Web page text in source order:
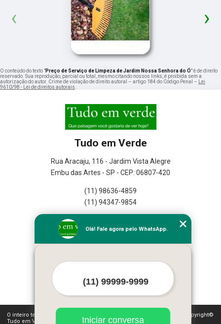
‹ ›
O conteúdo do texto "Preço de Serviço de Limpeza de Jardim Nossa Senhora do Ó" é de direito
reservado. Sua reprodução, parcial ou total, mesmo citando nossos links, é proibida sem a
autorização do autor. Crime de violação de direito autoral – artigo 184 do Código Penal – Lei
9610/98 - Lei de direitos autorais.
Tudo em Verde
Rua Aracaju, 116 - Jardim Vista Alegre
Embu das Artes - SP - CEP: 06807-420
(11) 98636-4859
(11) 94347-9854
Empresa
Missão
Mapa do site
Mais Serviços
O inteiro teor deste site está sujeito à proteção de direitos autorais. Copyright©
Tudo em Verde (Lei 9610 de 19/02/1998)
Olá! Fale agora pelo WhatsApp.
Iniciar conversa